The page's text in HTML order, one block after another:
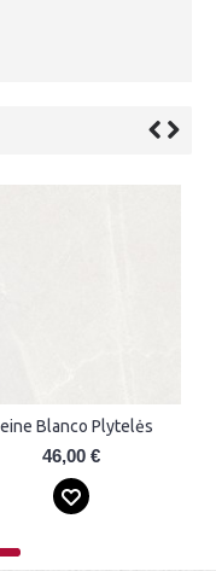
Seine Marly-R Azul Plytelės
57,00 €